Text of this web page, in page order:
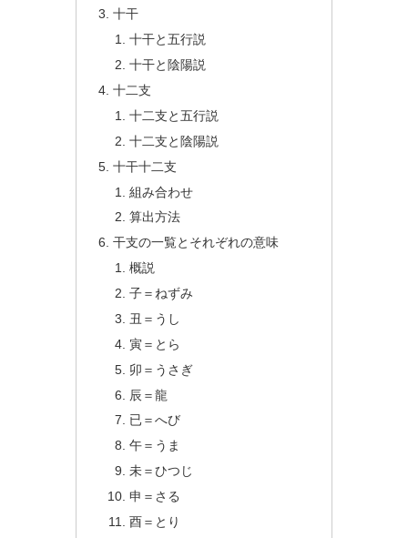
十干
十干と五行説
十干と陰陽説
十二支
十二支と五行説
十二支と陰陽説
十干十二支
組み合わせ
算出方法
干支の一覧とそれぞれの意味
概説
子＝ねずみ
丑＝うし
寅＝とら
卯＝うさぎ
辰＝龍
已＝へび
午＝うま
未＝ひつじ
申＝さる
酉＝とり